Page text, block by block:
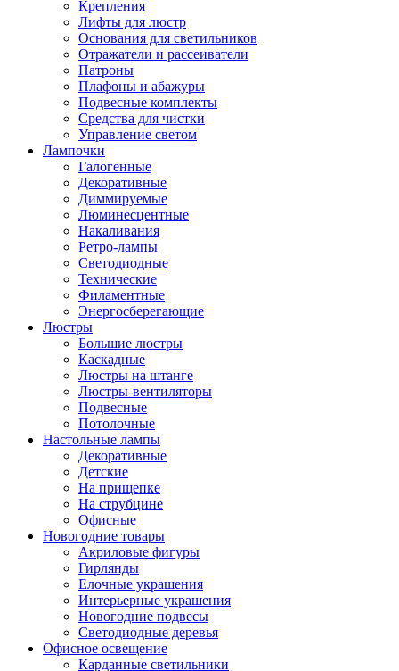
Крепления
Лифты для люстр
Основания для светильников
Отражатели и рассеиватели
Патроны
Плафоны и абажуры
Подвесные комплекты
Средства для чистки
Управление светом
Лампочки
Галогенные
Декоративные
Диммируемые
Люминесцентные
Накаливания
Ретро-лампы
Светодиодные
Технические
Филаментные
Энергосберегающие
Люстры
Большие люстры
Каскадные
Люстры на штанге
Люстры-вентиляторы
Подвесные
Потолочные
Настольные лампы
Декоративные
Детские
На прищепке
На струбцине
Офисные
Новогодние товары
Акриловые фигуры
Гирлянды
Елочные украшения
Интерьерные украшения
Новогодние подвесы
Светодиодные деревья
Офисное освещение
Карданные светильники